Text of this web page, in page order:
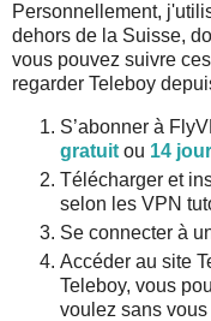
Personnellement,
dehors de la Suisse,
vous pouvez suivre
regarder Teleboy
S’abonner à
gratuit ou 14
Télécharger et
selon les VPN
Se connecter à
Accéder au site
Teleboy, vous
voulez sans